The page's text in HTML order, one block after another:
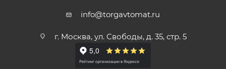
info@torgavtomat.ru
г. Москва, ул. Свободы, д. 35, стр. 5